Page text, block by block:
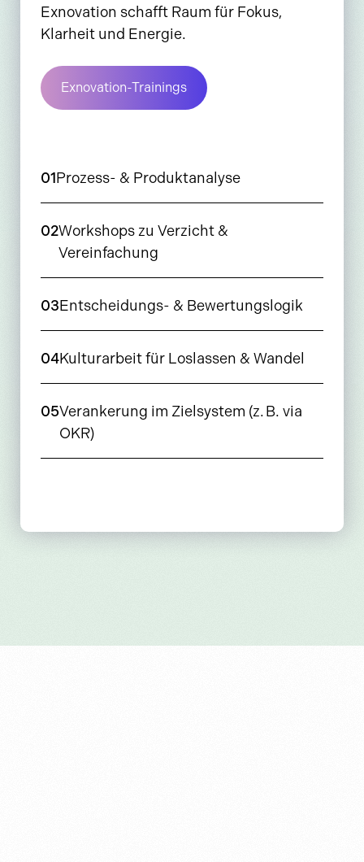
Exnovation schafft Raum für Fokus,
Klarheit und Energie.
Exnovation-Trainings
01Prozess- & Produktanalyse
02Workshops zu Verzicht &
Vereinfachung
03Entscheidungs- & Bewertungslogik
04Kulturarbeit für Loslassen & Wandel
05Verankerung im Zielsystem (z. B. via
OKR)